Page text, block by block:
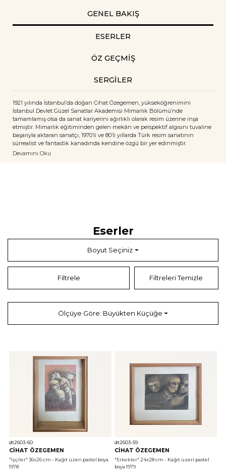
GENEL BAKIŞ
ESERLER
ÖZ GEÇMİŞ
SERGİLER
1921 yılında İstanbul’da doğan Cihat Özegemen, yükseköğrenimini
İstanbul Devlet Güzel Sanatlar Akademisi Mimarlık Bölümü’nde
tamamlamış olsa da sanat kariyerini ağırlıklı olarak resim üzerine inşa
etmiştir. Mimarlık eğitiminden gelen mekân ve perspektif algısını tuvaline
başarıyla aktaran sanatçı, 1970’li ve 80’li yıllarda Türk resim sanatının
sürrealist ve fantastik kanadında kendine özgü bir yer edinmiştir.
Eserlerinde genellikle düşsel bir dünya hakimdir; figürler, doğa motifleri ve
Devamını Oku
Eserler
Boyut Seçiniz
Filtrele Filtreleri Temizle
Ölçüye Göre: Büyükten Küçüğe
dt2603-60
CİHAT ÖZEGEMEN
"İşçiler" 36x26 cm - Kağıt üzeri pastel boya
1978
dt2603-59
CİHAT ÖZEGEMEN
"Erkekler" 24x28 cm - Kağıt üzeri pastel
boya 1979